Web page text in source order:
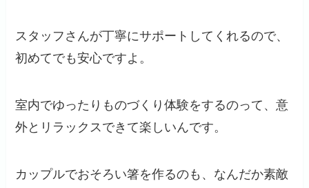
スタッフさんが丁寧にサポートしてくれるので、
初めてでも安心ですよ。
室内でゆったりものづくり体験をするのって、意
外とリラックスできて楽しいんです。
カップルでおそろい箸を作るのも、なんだか素敵